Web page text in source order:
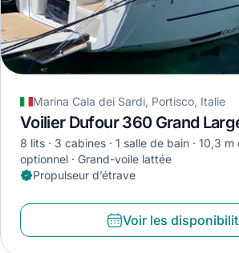
Marina Cala dei Sardi, Portisco, Italie
Voilier Dufour 360 Grand
8 lits 3 cabines 1 salle de bain 10,3 m
optionnel
Grand-voile lattée
Propulseur d’étrave
Voir les